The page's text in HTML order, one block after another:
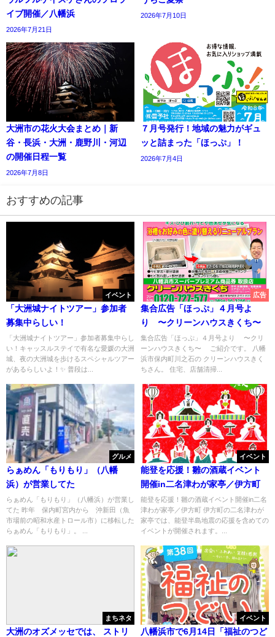
イブ開催／八幡浜
2026年7月21日
2026年7月10日
大洲市の花火大会まとめ｜新
谷・長浜・大洲・鹿野川・河辺
の開催日程一覧
2026年7月8日
７月号発行！地域の魅力がギュ
ッと詰まった「ほっぷ」！
2026年7月4日
おすすめの記事
イベント
「大洲城ナイトツアー」参加者
募集中らしい！
「大洲城ナイトツアー」参加者募集中らし
い！キャッスルステイで有名な愛媛の大洲
城、夜の大洲城を歩けるスペシャルツアー
があるらしいよ！✨ 普段は...
広告
集合広告「ほっぷ」４月号よ
り 〜クリーンハウスきくち〜
集合広告「ほっぷ」４月号より 〜クリ
ーンハウスきくち〜 ご紹介です。 八幡
浜市保内町川之石の クリーンハウスきく
ちさん。 住宅、店舗清掃...
グルメ
らぁめん「もりもり」（八幡
浜）が営業してた
らぁめん「もりもり」（八幡浜）が営業し
てた 昨年 保内町宮内から 沖新田（魚
市場前の昭和水産トロール市）に移転した
らぁめん「もりもり」。 ...
イベント
能登を応援！雛の酒蔵イベント
開催in二名津わが家亭／伊方町
能登を応援！雛の酒蔵イベント開催in二名
津わが家亭／伊方町 伊方町の二名津わが
家亭では、能登半島地震の応援を含めての
イベントが開催されます。...
まちネタ
大洲のオズメッセでは、 ストリ
イベント
八幡浜市で6月14日「福祉のつど